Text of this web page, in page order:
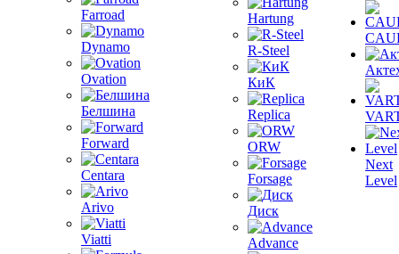
Farroad
Dynamo
Ovation
Белшина
Forward
Centara
Arivo
Viatti
Hartung
R-Steel
КиК
Replica
ORW
Forsage
Диск
Advance
Next
Level